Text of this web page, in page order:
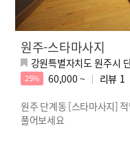
원주-스타마사지
강원특별자치도 원주시
25% 60,000 ~ 리뷰 1
원주 단계동 [스타마사지]
풀어보세요